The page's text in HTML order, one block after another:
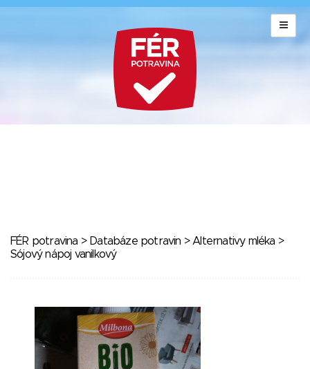
FÉR potravina > Databáze potravin > Alternativy mléka >
Sójový nápoj vanilkový